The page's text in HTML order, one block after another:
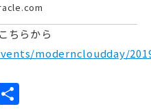
ちらから
moderncloudday/